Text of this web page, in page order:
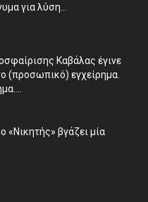
για λύση...
Καβάλας έγινε
(προσωπικό) εγχείρημα.
«Νικητής» βγάζει μία